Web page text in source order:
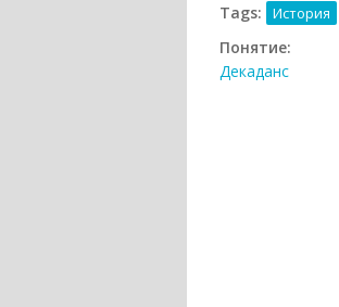
Tags: История
Понятие:
Декаданс